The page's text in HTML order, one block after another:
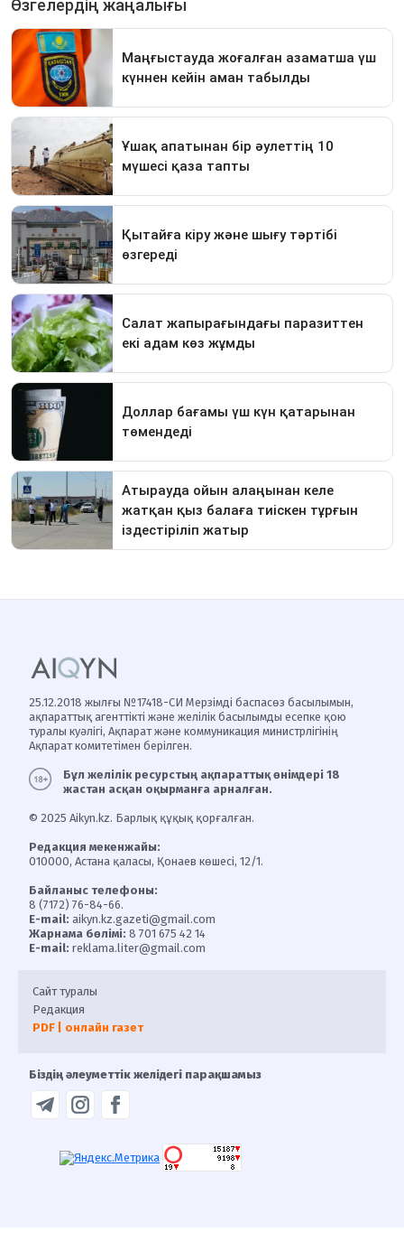
25.12.2018 жылғы №17418-СИ Мерзімді баспасөз басылымын,
ақпараттық агенттікті және желілік басылымды есепке қою
туралы куәлігі, Ақпарат және коммуникация министрлігінің
Ақпарат комитетімен берілген.
Бұл желілік ресурстың ақпараттық өнімдері 18
жастан асқан оқырманға арналған.
© 2025 Aikyn.kz. Барлық құқық қорғалған.
Редакция мекенжайы:
010000, Астана қаласы, Қонаев көшесі, 12/1.
Байланыс телефоны:
8 (7172) 76-84-66.
E-mail: aikyn.kz.gazeti@gmail.com
Жарнама бөлімі: 8 701 675 42 14
E-mail: reklama.liter@gmail.com
Сайт туралы
Редакция
PDF | онлайн газет
Біздің әлеуметтік желідегі парақшамыз